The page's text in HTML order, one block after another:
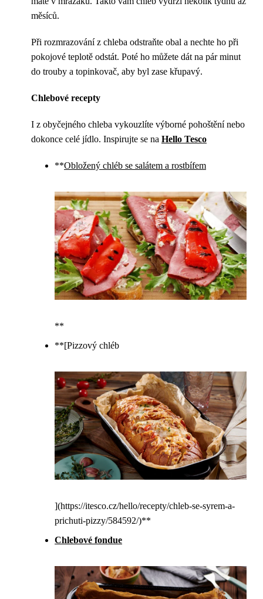
měsíců.
Při rozmrazování z chleba odstraňte obal a nechte ho při
pokojové teplotě odstát. Poté ho můžete dát na pár minut
do trouby a topinkovač, aby byl zase křupavý.
Chlebové recepty
I z obyčejného chleba vykouzlíte výborné pohoštění nebo
dokonce celé jídlo. Inspirujte se na Hello Tesco
**Obložený chléb se salátem a rostbífem
**
**[Pizzový chléb
](https://itesco.cz/hello/recepty/chleb-se-syrem-a-
prichuti-pizzy/584592/)**
Chlebové fondue